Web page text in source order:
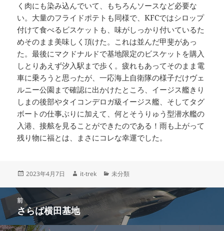
く肉にも染み込んでいて、もちろんソースなど必要な
い。大量のフライドポテトも同様で、KFCではシロップ
付けて食べるビスケットも、味がしっかり付いているた
めそのまま美味しく頂けた。これは並んだ甲斐があっ
た。最後にマクドナルドで基地限定のビスケットを購入
しとりあえず汐入駅まで歩く。疲れもあってそのまま電
車に乗ろうと思ったが、一応海上自衛隊の様子だけヴェ
ルニー公園まで確認に出かけたところ、イージス艦きり
しまの後部やタイコンデロガ級イージス艦、そしてタグ
ボートの仕事ぶりに加えて、何とそうりゅう型潜水艦の
入港、接舷を見ることができたのである！雨も上がって
残り物に福とは、まさにコレな幸運でした。
投
2023年4月7日
作
it-trek
カ
ゴ
未分類
稿
ナ
ビ
前
前
の
さらば横田基地